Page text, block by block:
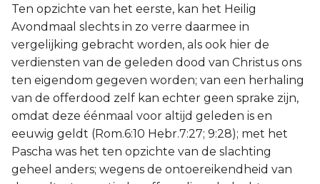
Ten opzichte van het eerste, kan het Heilig
Avondmaal slechts in zo verre daarmee in
vergelijking gebracht worden, als ook hier de
verdiensten van de geleden dood van Christus ons
ten eigendom gegeven worden; van een herhaling
van de offerdood zelf kan echter geen sprake zijn,
omdat deze éénmaal voor altijd geleden is en
eeuwig geldt (Rom.6:10 Hebr.7:27; 9:28); met het
Pascha was het ten opzichte van de slachting
geheel anders; wegens de ontoereikendheid van